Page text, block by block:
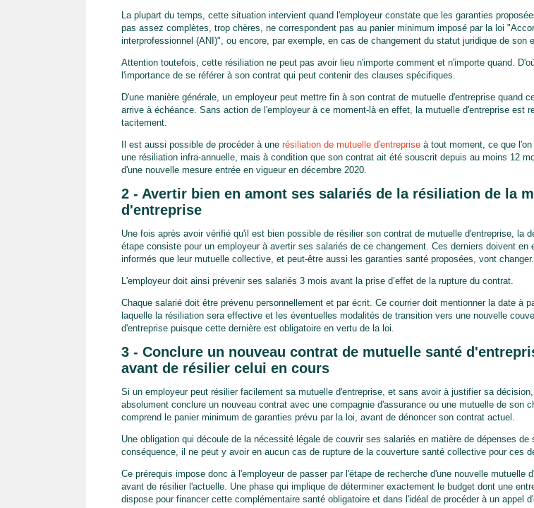
La plupart du temps, cette situation intervient quand l'employeur constate que les garanties
pas assez complètes, trop chères, ne correspondent pas au panier minimum imposé par la loi
interprofessionnel (ANI)", ou encore, par exemple, en cas de changement du statut juridique de son
Attention toutefois, cette résiliation ne peut pas avoir lieu n'importe comment et n'importe quand.
l'importance de se référer à son contrat qui peut contenir des clauses spécifiques.
D'une manière générale, un employeur peut mettre fin à son contrat de mutuelle d'entreprise quand
arrive à échéance. Sans action de l'employeur à ce moment-là en effet, la mutuelle d'entreprise est
tacitement.
Il est aussi possible de procéder à une résiliation de mutuelle d'entreprise à tout moment, ce que l'on
une résiliation infra-annuelle, mais à condition que son contrat ait été souscrit depuis au moins 12
d'une nouvelle mesure entrée en vigueur en décembre 2020.
2 - Avertir bien en amont ses salariés de la résiliation de la
d'entreprise
Une fois après avoir vérifié qu'il est bien possible de résilier son contrat de mutuelle d'entreprise, la
étape consiste pour un employeur à avertir ses salariés de ce changement. Ces derniers doivent en
informés que leur mutuelle collective, et peut-être aussi les garanties santé proposées, vont changer.
L'employeur doit ainsi prévenir ses salariés 3 mois avant la prise d’effet de la rupture du contrat.
Chaque salarié doit être prévenu personnellement et par écrit. Ce courrier doit mentionner la date à
laquelle la résiliation sera effective et les éventuelles modalités de transition vers une nouvelle
d'entreprise puisque cette dernière est obligatoire en vertu de la loi.
3 - Conclure un nouveau contrat de mutuelle santé
avant de résilier celui en cours
Si un employeur peut résilier facilement sa mutuelle d'entreprise, et sans avoir à justifier sa
absolument conclure un nouveau contrat avec une compagnie d'assurance ou une mutuelle de son
comprend le panier minimum de garanties prévu par la loi, avant de dénoncer son contrat actuel.
Une obligation qui découle de la nécessité légale de couvrir ses salariés en matière de dépenses de
conséquence, il ne peut y avoir en aucun cas de rupture de la couverture santé collective pour ces
Ce prérequis impose donc à l'employeur de passer par l'étape de recherche d'une nouvelle mutuelle
avant de résilier l'actuelle. Une phase qui implique de déterminer exactement le budget dont une
dispose pour financer cette complémentaire santé obligatoire et dans l'idéal de procéder à un appel